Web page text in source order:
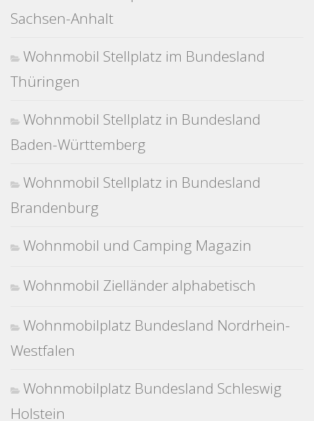
Sachsen-Anhalt
Wohnmobil Stellplatz im Bundesland
Thüringen
Wohnmobil Stellplatz in Bundesland
Baden-Württemberg
Wohnmobil Stellplatz in Bundesland
Brandenburg
Wohnmobil und Camping Magazin
Wohnmobil Zielländer alphabetisch
Wohnmobilplatz Bundesland Nordrhein-
Westfalen
Wohnmobilplatz Bundesland Schleswig
Holstein